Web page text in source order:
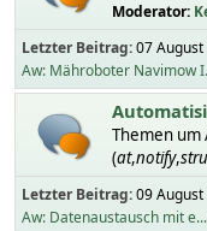
Moderator:
Letzter Beitrag:07
Aw: Mähroboter Navimow
Themen um
(at,notify,
Letzter Beitrag:09
Aw: Datenaustausch mit e...